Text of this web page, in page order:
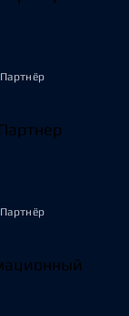
Партнёр
Партнёр